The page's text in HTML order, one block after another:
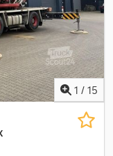
Kennzeichen:
1 / 15